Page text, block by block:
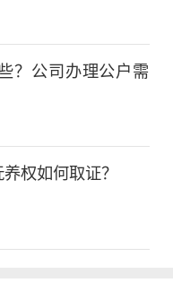
？公司办理公户需
权如何取证？